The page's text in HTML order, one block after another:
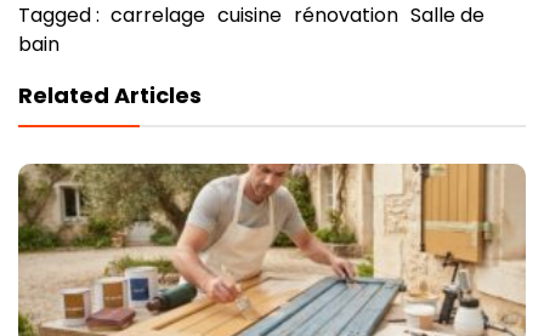
Tagged : carrelage cuisine rénovation Salle de
bain
Related Articles